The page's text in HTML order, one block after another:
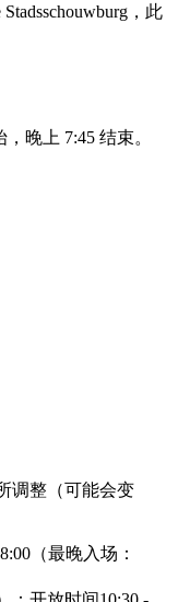
，此
晚上 7:45 结束。
调整（可能会变
（最晚入场：